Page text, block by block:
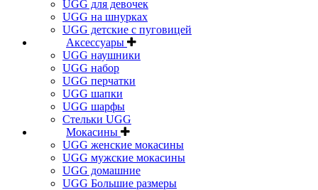
UGG для девочек
UGG на шнурках
UGG детские с пуговицей
Аксессуары
UGG наушники
UGG набор
UGG перчатки
UGG шапки
UGG шарфы
Стельки UGG
Мокасины
UGG женские мокасины
UGG мужские мокасины
UGG домашние
UGG Большие размеры